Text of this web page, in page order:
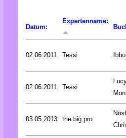
Datum:
Expertenname:
02.06.2011 Tessi
02.06.2011 Tessi
03.05.2013 the big pro